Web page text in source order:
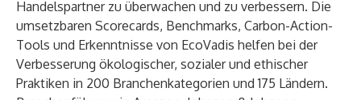
Handelspartner zu überwachen und zu verbessern. Die
umsetzbaren Scorecards, Benchmarks, Carbon-Action-
Tools und Erkenntnisse von EcoVadis helfen bei der
Verbesserung ökologischer, sozialer und ethischer
Praktiken in 200 Branchenkategorien und 175 Ländern.